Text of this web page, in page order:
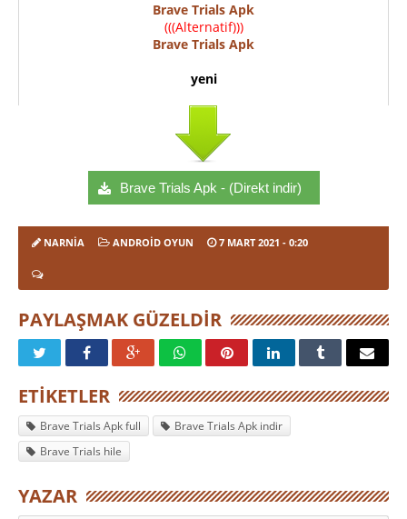
Brave Trials Apk
(((Alternatif)))
Brave Trials Apk
yeni
Brave Trials Apk - (Direkt indir)
NARNIA ANDROID OYUN 7 MART 2021 - 0:20
PAYLAŞMAK GÜZELDIR
ETIKETLER
Brave Trials Apk full
Brave Trials Apk indir
Brave Trials hile
YAZAR